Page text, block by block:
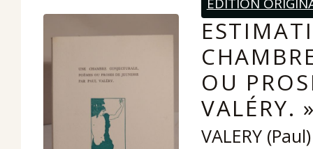
OU
VALÉRY.
VALERY (Paul)